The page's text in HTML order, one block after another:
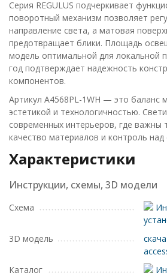
Серия REGULUS подчеркивает
поворотный механизм позволяет
направление света, а матовая
предотвращает блики. Площадь
модель оптимальной для локальной
год подтверждает надежность
компонентов.
Артикул A4568PL-1WH — это баланс
эстетикой и технологичностью.
современных интерьеров, где важны
качество материалов и контроль
Характеристики
Инструкции, схемы, 3D модели
Схема
3D модель
Каталог